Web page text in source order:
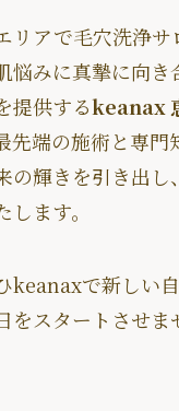
リアで毛穴洗浄サ
悩みに真摯に向き
提供するkeanax
先端の施術と専門
の輝きを引き出し
ます。
keanaxで新しい自
をスタートさせま